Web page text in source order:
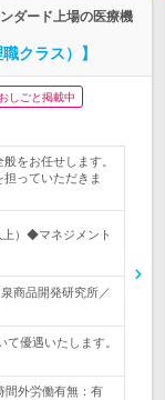
ダード上場の医療機
クラス）】
しごと掲載中
をお任せします。
っていただきま
）◆マネジメント
商品開発研究所／
優遇いたします。
間外労働有無：有